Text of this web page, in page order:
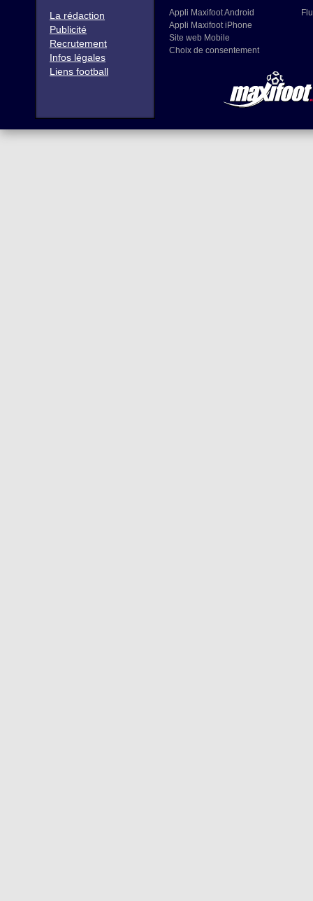
La rédaction
Publicité
Recrutement
Infos légales
Liens football
Appli Maxifoot Android
Appli Maxifoot iPhone
Site web Mobile
Choix de consentement